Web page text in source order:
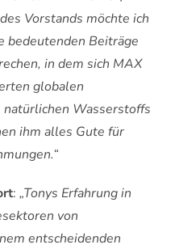
Vorstands möchte ich
bedeutenden Beiträge
in dem sich MAX
globalen
Wasserstoffs
ihm alles Gute für
: „Tonys Erfahrung in
von
entscheidenden